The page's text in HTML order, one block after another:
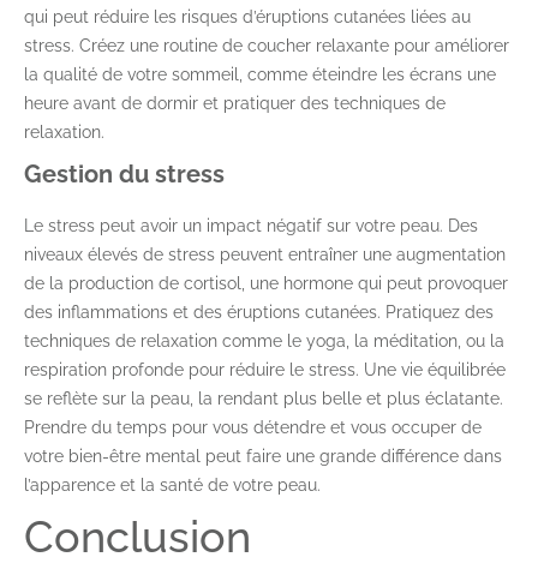
qui peut réduire les risques d’éruptions cutanées liées au
stress. Créez une routine de coucher relaxante pour améliorer
la qualité de votre sommeil, comme éteindre les écrans une
heure avant de dormir et pratiquer des techniques de
relaxation.
Gestion du stress
Le stress peut avoir un impact négatif sur votre peau. Des
niveaux élevés de stress peuvent entraîner une augmentation
de la production de cortisol, une hormone qui peut provoquer
des inflammations et des éruptions cutanées. Pratiquez des
techniques de relaxation comme le yoga, la méditation, ou la
respiration profonde pour réduire le stress. Une vie équilibrée
se reflète sur la peau, la rendant plus belle et plus éclatante.
Prendre du temps pour vous détendre et vous occuper de
votre bien-être mental peut faire une grande différence dans
l’apparence et la santé de votre peau.
Conclusion